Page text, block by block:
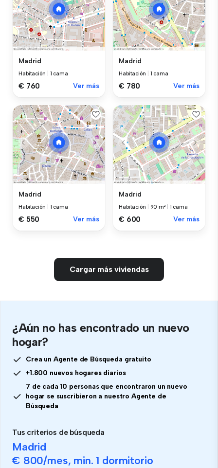
Madrid
Habitación 1 cama
€ 760 Ver más
Madrid
Habitación 1 cama
€ 780 Ver más
Madrid
Habitación 1 cama
€ 550 Ver más
Madrid
Habitación 90 m² 1 cama
€ 600 Ver más
Cargar más viviendas
¿Aún no has encontrado un nuevo
hogar?
Crea un Agente de Búsqueda gratuito
+1.800 nuevos hogares diarios
7 de cada 10 personas que encontraron un nuevo
hogar se suscribieron a nuestro Agente de
Búsqueda
Tus criterios de búsqueda
Madrid
€ 800/mes, min. 1 dormitorio